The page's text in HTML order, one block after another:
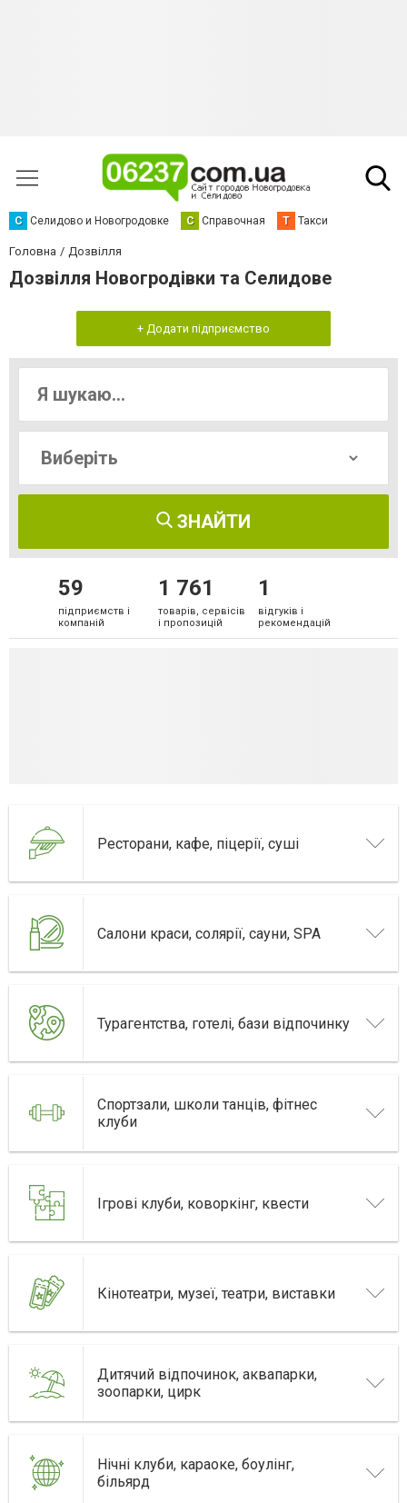
С Селидово и Новогродовке С Справочная Т Такси
Головна Дозвілля
Дозвілля Новогродівки та Селидове
+ Додати підприємство
ЗНАЙТИ
59
підприємств і
компаній
1 761
товарів, сервісів
і пропозицій
1
відгуків і
рекомендацій
Ресторани, кафе, піцерії, суші
Салони краси, солярії, сауни, SPA
Турагентства, готелі, бази відпочинку
Спортзали, школи танців, фітнес
клуби
Ігрові клуби, коворкінг, квести
Кінотеатри, музеї, театри, виставки
Дитячий відпочинок, аквапарки,
зоопарки, цирк
Нічні клуби, караоке, боулінг,
більярд